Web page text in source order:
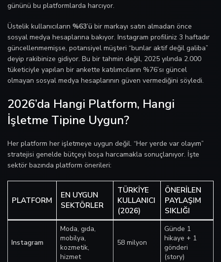
gününü bu platformlarda harcıyor.
Üstelik kullanıcıların %63’ü bir markayı satın almadan önce
sosyal medya hesaplarına bakıyor. Instagram profiliniz 3 haftadır
güncellenmemişse, potansiyel müşteri “bunlar aktif değil galiba”
deyip rakibinize gidiyor. Bu bir tahmin değil, 2025 yılında 2.000
tüketiciyle yapılan bir ankette katılımcıların %76’sı güncel
olmayan sosyal medya hesaplarının güven vermediğini söyledi.
2026’da Hangi Platform, Hangi
İşletme Tipine Uygun?
Her platform her işletmeye uygun değil. “Her yerde var olayım”
stratejisi genelde bütçeyi boşa harcamakla sonuçlanıyor. İşte
sektör bazında platform önerileri:
PLATFORM
EN UYGUN
SEKTÖRLER
TÜRKIYE
KULLANICI
(2026)
ÖNERILEN
PAYLAŞIM
SIKLIĞI
Instagram
Moda, gıda,
mobilya,
kozmetik,
hizmet
58 milyon
Günde 1
hikaye + 1
gönderi
(story)